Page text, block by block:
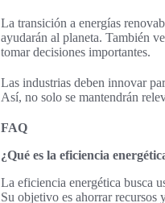
La transición a energías
ayudarán al planeta. También
tomar decisiones importantes.
Las industrias deben innovar
Así, no solo se mantendrán
FAQ
¿Qué es la eficiencia
La eficiencia energética busca
Su objetivo es ahorrar recursos